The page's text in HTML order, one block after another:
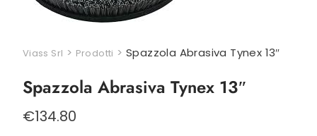
Viass Srl > Prodotti > Spazzola Abrasiva Tynex 13″
Spazzola Abrasiva Tynex 13″
€134.80